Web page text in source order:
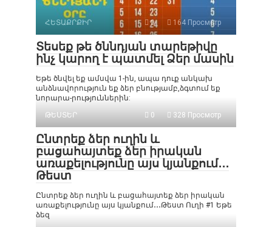
ՀԵՏԱՔՐՔԻՐ 0 164 Просмотр
Տեսեք թե ծննդյան տարեթիվը
ինչ կարող է պատմել Ձեր մասին
Եթե ծնվել եք ամսվա 1-ին, ապա դուք անկախ
անձնավորություն եք ձեր բնությամբ,ձգտում եք
նորարա-րություններին:
ԹԵՍՏԵՐ
0 328 Просмотр
Ընտրեք ձեր ուղին և
բացահայտեք ձեր իրական
առաքելությունը այս կյանքում․․․
Թեստ
Ընտրեք ձեր ուղին և բացահայտեք ձեր իրական
առաքելությունը այս կյանքում․․․Թեստ Ուղի #1 Եթե
ձեզ